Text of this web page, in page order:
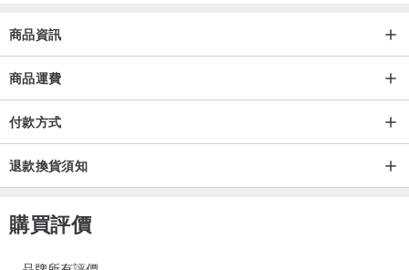
商品資訊
商品運費
付款方式
退款換貨須知
購買評價